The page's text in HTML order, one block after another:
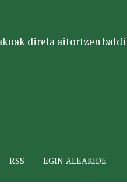
direla aitortzen
RSS EGIN ALEAKIDE